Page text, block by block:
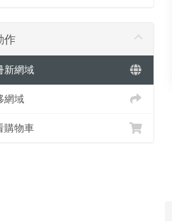
作
新網域
網域
購物車